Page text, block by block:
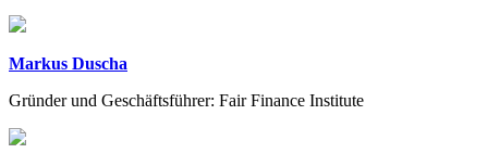
Markus Duscha
Gründer und Geschäftsführer: Fair Finance Institute